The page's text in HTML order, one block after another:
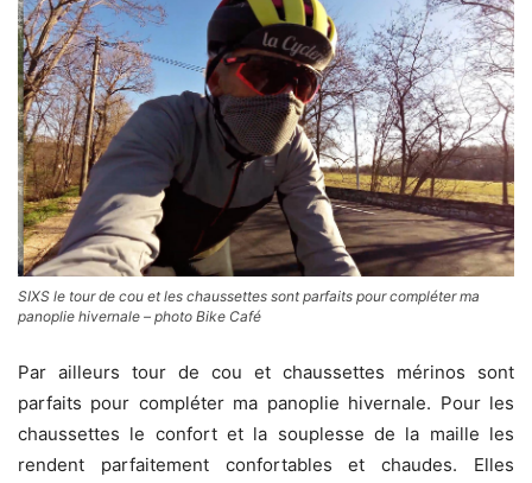
SIXS le tour de cou et les chaussettes sont parfaits pour compléter ma
panoplie hivernale – photo Bike Café
Par ailleurs tour de cou et chaussettes mérinos sont
parfaits pour compléter ma panoplie hivernale. Pour les
chaussettes le confort et la souplesse de la maille les
rendent parfaitement confortables et chaudes. Elles